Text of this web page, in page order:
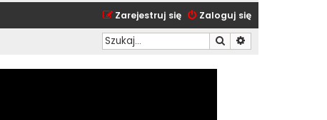
Zaloguj się
Zarejestruj się
Szukaj